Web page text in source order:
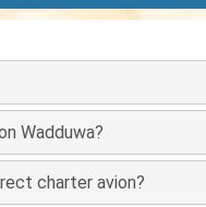
Wadduwa?
charter avion?